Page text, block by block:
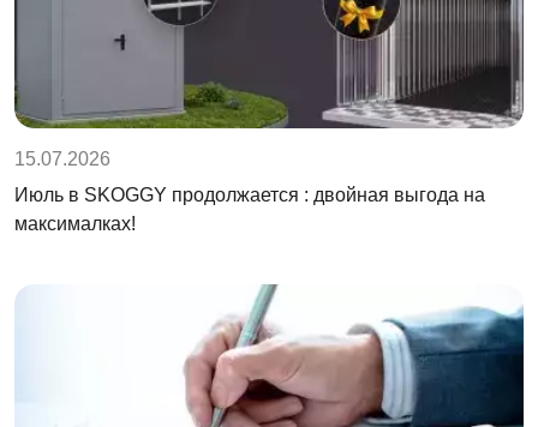
15.07.2026
Июль в SKOGGY продолжается : двойная выгода на
максималках!